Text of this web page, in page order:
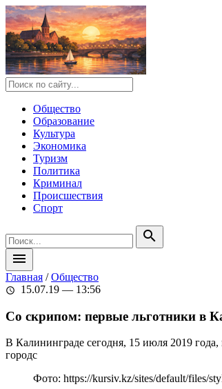
Общество
Образование
Культура
Экономика
Туризм
Политика
Криминал
Происшествия
Спорт
search
menu
Главная /Общество
schedule 15.07.19 — 13:56
Со скрипом: первые льготники в
В Калининграде сегодня, 15 июля 2019
городс
Фото: https://kursiv.kz/sites/default/files/